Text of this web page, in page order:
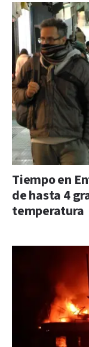
Tiempo en
de hasta 4
temperatura